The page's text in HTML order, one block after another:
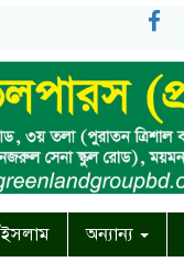
ইসলাম অন্যান্য